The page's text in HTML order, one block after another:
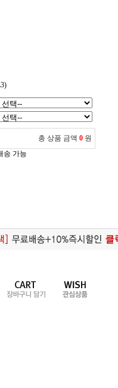
총 상품 금액 0 원
송 가능